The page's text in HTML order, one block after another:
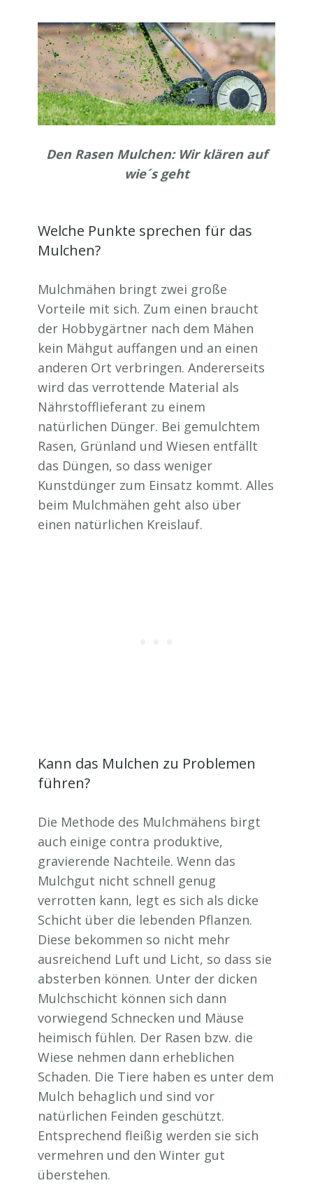
Den Rasen Mulchen: Wir klären auf
wie´s geht
Welche Punkte sprechen für das
Mulchen?
Mulchmähen bringt zwei große
Vorteile mit sich. Zum einen braucht
der Hobbygärtner nach dem Mähen
kein Mähgut auffangen und an einen
anderen Ort verbringen. Andererseits
wird das verrottende Material als
Nährstofflieferant zu einem
natürlichen Dünger. Bei gemulchtem
Rasen, Grünland und Wiesen entfällt
das Düngen, so dass weniger
Kunstdünger zum Einsatz kommt. Alles
beim Mulchmähen geht also über
einen natürlichen Kreislauf.
Kann das Mulchen zu Problemen
führen?
Die Methode des Mulchmähens birgt
auch einige contra produktive,
gravierende Nachteile. Wenn das
Mulchgut nicht schnell genug
verrotten kann, legt es sich als dicke
Schicht über die lebenden Pflanzen.
Diese bekommen so nicht mehr
ausreichend Luft und Licht, so dass sie
absterben können. Unter der dicken
Mulchschicht können sich dann
vorwiegend Schnecken und Mäuse
heimisch fühlen. Der Rasen bzw. die
Wiese nehmen dann erheblichen
Schaden. Die Tiere haben es unter dem
Mulch behaglich und sind vor
natürlichen Feinden geschützt.
Entsprechend fleißig werden sie sich
vermehren und den Winter gut
überstehen.